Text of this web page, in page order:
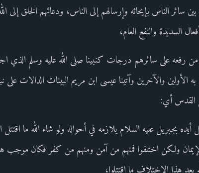
الناس بإيحائه وإرسالهم إلى الناس، ودعائهم الخلق إلى
السديدة والنفع العام،
رفعه على سائرهم درجات كنبينا صلى الله عليه وسلم الذي
الأولين والآخرين وآتينا عيسى ابن مريم البينات الدالات على
القدس أي:
أيده بجبريل عليه السلام يلازمه في أحواله ولو شاء الله ما اقتتل
ولكن اختلفوا فمنهم من آمن ومنهم من كفر فكان موجب
بعد هذا الاختلاف ما اقتتلوا،